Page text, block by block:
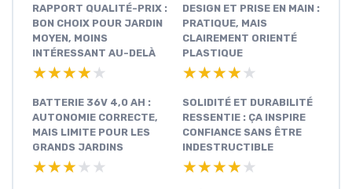
RAPPORT QUALITÉ-PRIX :
BON CHOIX POUR JARDIN
MOYEN, MOINS
INTÉRESSANT AU-DELÀ
★★★★★
★★★★★
DESIGN ET PRISE EN MAIN :
PRATIQUE, MAIS
CLAIREMENT ORIENTÉ
PLASTIQUE
★★★★★
★★★★★
BATTERIE 36V 4,0 AH :
AUTONOMIE CORRECTE,
MAIS LIMITE POUR LES
GRANDS JARDINS
★★★★★
★★★★★
SOLIDITÉ ET DURABILITÉ
RESSENTIE : ÇA INSPIRE
CONFIANCE SANS ÊTRE
INDESTRUCTIBLE
★★★★★
★★★★★